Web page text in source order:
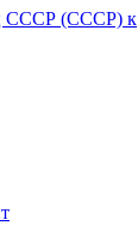
СССР (СССР) к